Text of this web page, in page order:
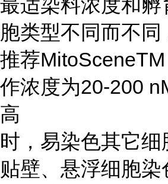
最适染料浓度和孵
胞类型不同而不同
推荐
作浓度为20-200
高
时，易染色其它细
贴壁、悬浮细胞染